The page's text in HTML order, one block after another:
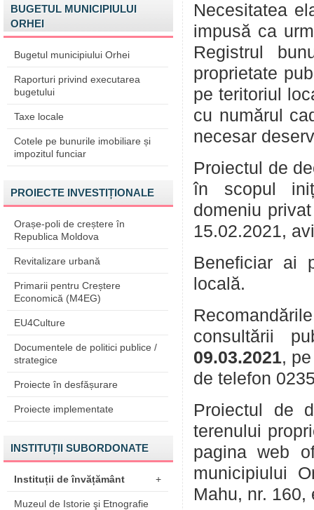
BUGETUL MUNICIPIULUI
ORHEI
Bugetul municipiului Orhei
Raporturi privind executarea
bugetului
Taxe locale
Cotele pe bunurile imobiliare și
impozitul funciar
PROIECTE INVESTIȚIONALE
Orașe-poli de creștere în
Republica Moldova
Revitalizare urbană
Primarii pentru Creștere
Economică (M4EG)
EU4Culture
Documentele de politici publice /
strategice
Proiecte în desfășurare
Proiecte implementate
INSTITUȚII SUBORDONATE
Instituții de învățământ +
Muzeul de Istorie şi Etnografie
Necesitatea
impusă ca
Registrul
proprietate
pe teritoriul
cu numărul
necesar
Proiectul de
în scopul
domeniu
15.02.2021,
Beneficiar ai
locală.
consultării
09.03.2021,
de telefon
Proiectul de
terenului
pagina web
municipiului
Mahu, nr. 160,